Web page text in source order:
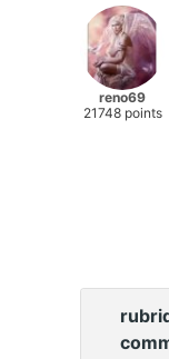
reno69
21748 points